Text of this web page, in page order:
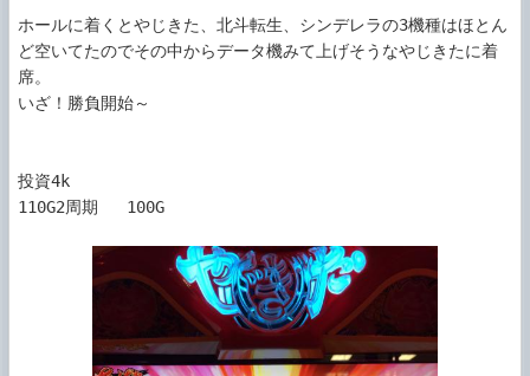
ホールに着くとやじきた、北斗転生、シンデレラの3機種はほとん
ど空いてたのでその中からデータ機みて上げそうなやじきたに着
席。
いざ！勝負開始～
投資4k
110G2周期   100G